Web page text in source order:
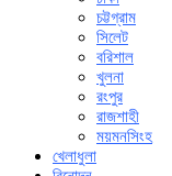
চট্টগ্রাম
সিলেট
বরিশাল
খুলনা
রংপুর
রাজশাহী
ময়মনসিংহ
খেলাধুলা